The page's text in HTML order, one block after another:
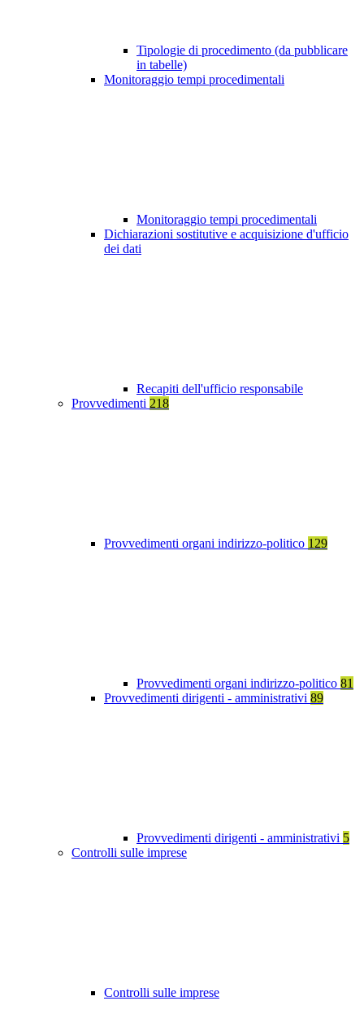
Tipologie di procedimento (da pubblicare
in tabelle)
Monitoraggio tempi procedimentali
Monitoraggio tempi procedimentali
Dichiarazioni sostitutive e acquisizione d'ufficio
dei dati
Recapiti dell'ufficio responsabile
Provvedimenti 218
Provvedimenti organi indirizzo-politico 129
Provvedimenti organi indirizzo-politico 81
Provvedimenti dirigenti - amministrativi 89
Provvedimenti dirigenti - amministrativi 5
Controlli sulle imprese
Controlli sulle imprese